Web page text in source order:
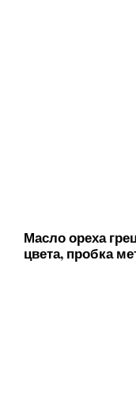
Масло ореха
цвета, пробка